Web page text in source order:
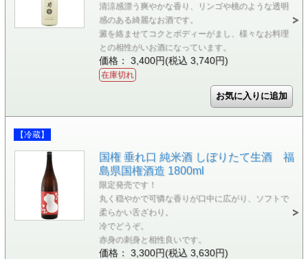
清涼感漂う爽やかな香り、リンゴや桃のような透明
感のある綺麗なお酒です。
澱を絡ませてコクとボディーがまし、様々なお料理
との相性がいお酒になっています。
価格： 3,400円(税込 3,740円)
在庫切れ
【冷蔵】
国権 垂れ口 純米酒 しぼりたて生酒 福
島県国権酒造 1800ml
限定発売です！
丸く穏やかで可憐な香りが口中に広がり、ソフトで
柔らかい舌ざわり。
冷でどうぞ。
赤身の刺身と相性良いです。
価格： 3,300円(税込 3,630円)